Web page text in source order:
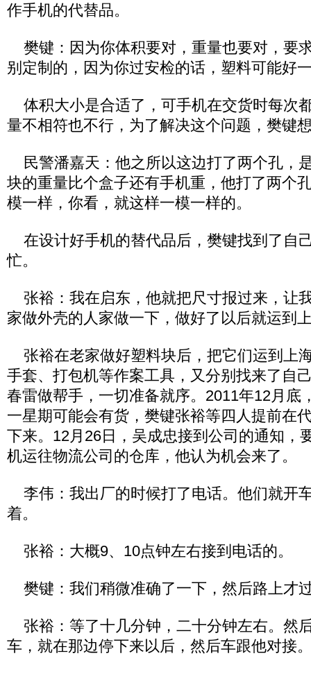
作手机的代替品。
樊键：因为你体积要对，重量也要对，要
别定制的，因为你过安检的话，塑料可能好
体积大小是合适了，可手机在交货时每次
量不相符也不行，为了解决这个问题，樊键
民警潘嘉天：他之所以这边打了两个孔，
块的重量比个盒子还有手机重，他打了两个
模一样，你看，就这样一模一样的。
在设计好手机的替代品后，樊键找到了自
忙。
张裕：我在启东，他就把尺寸报过来，让
家做外壳的人家做一下，做好了以后就运到
张裕在老家做好塑料块后，把它们运到上
手套、打包机等作案工具，又分别找来了自
春雷做帮手，一切准备就序。2011年12月底
一星期可能会有货，樊键张裕等四人提前在
下来。12月26日，吴成忠接到公司的通知，
机运往物流公司的仓库，他认为机会来了。
李伟：我出厂的时候打了电话。他们就开
着。
张裕：大概9、10点钟左右接到电话的。
樊键：我们稍微准确了一下，然后路上才
张裕：等了十几分钟，二十分钟左右。然
车，就在那边停下来以后，然后车跟他对接